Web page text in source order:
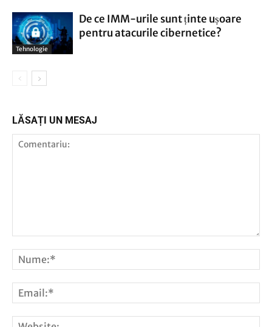
Tehnologie
De ce IMM-urile sunt ținte ușoare
pentru atacurile cibernetice?
LĂSAȚI UN MESAJ